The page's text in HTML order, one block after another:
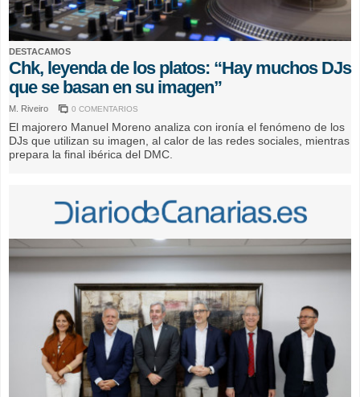
DESTACAMOS
Chk, leyenda de los platos: “Hay muchos DJs
que se basan en su imagen”
M. Riveiro 0 COMENTARIOS
El majorero Manuel Moreno analiza con ironía el fenómeno de los
DJs que utilizan su imagen, al calor de las redes sociales, mientras
prepara la final ibérica del DMC.